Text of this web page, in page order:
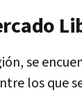
se
los que